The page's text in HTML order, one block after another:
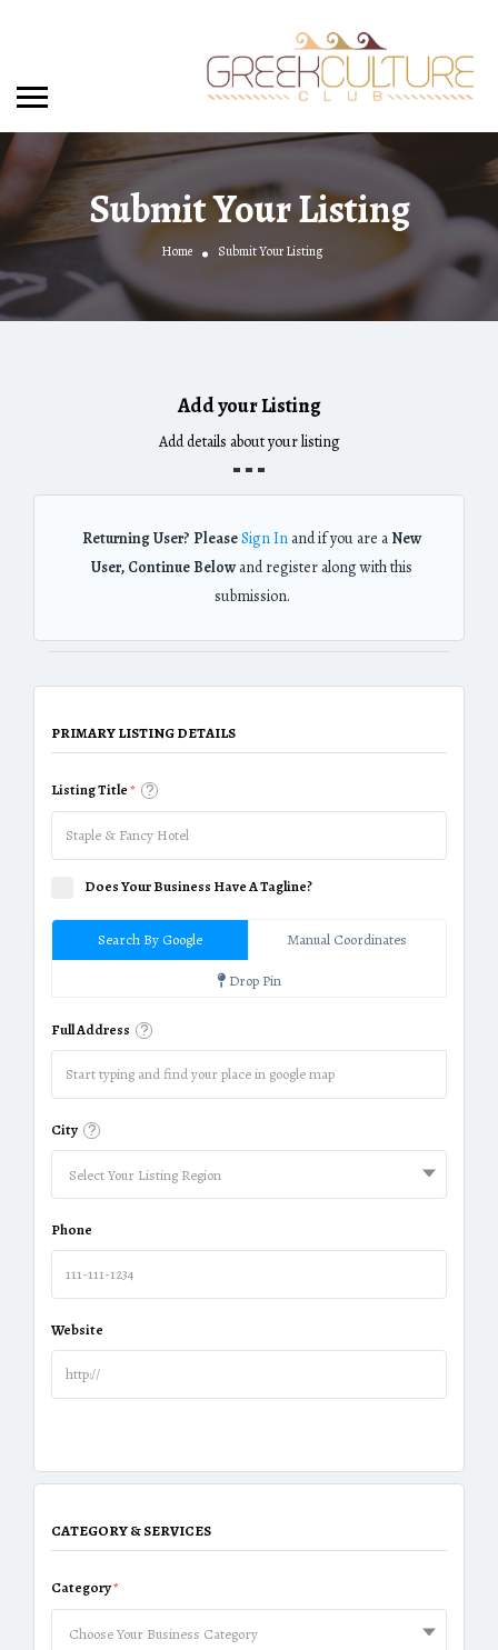
Submit Your Listing
Home Submit Your Listing
Add your Listing
Add details about your listing
Returning User? PleaseSign In and if you are a New
User, Continue Belowand register along with this
submission.
PRIMARY LISTING DETAILS
Listing Title *
Does Your Business Have A Tagline?
Search By Google Manual Coordinates
Drop Pin
Full Address
City
Select Your Listing Region
Phone
Website
CATEGORY & SERVICES
Category*
Choose Your Business Category